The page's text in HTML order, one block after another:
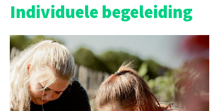
Individuele begeleiding